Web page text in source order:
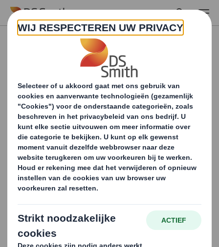
Skip to main content
Verminder uw milieu-
impact
Download onze executive summary 'Sustainability
through packaging'.